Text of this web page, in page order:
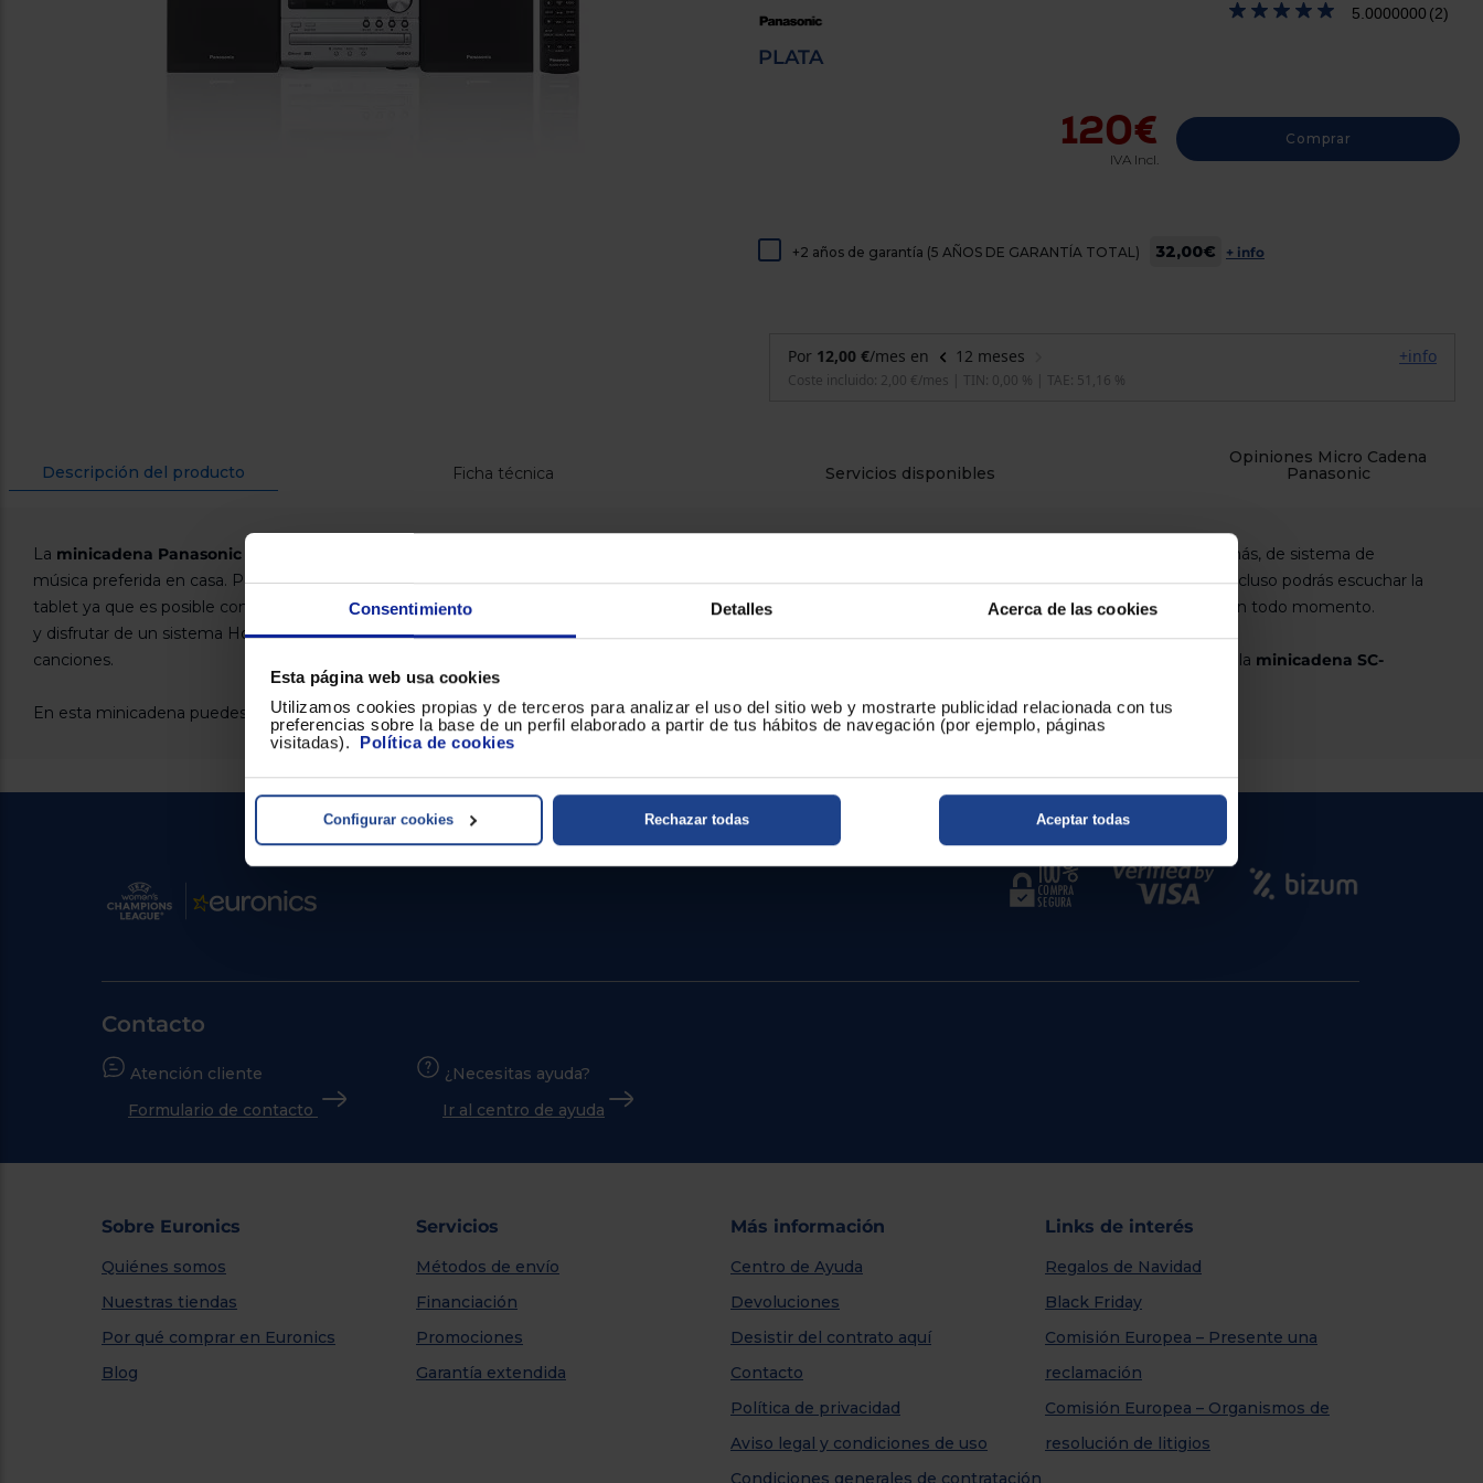
Consentimiento Detalles Acerca de las cookies
Esta página web usa cookies
Utilizamos cookies propias y de terceros para analizar el uso del sitio web y mostrarte publicidad relacionada con tus
preferencias sobre la base de un perfil elaborado a partir de tus hábitos de navegación (por ejemplo, páginas
visitadas). Política de cookies
Rechazar todas
Configurar cookies Aceptar todas
5.0000000 (2)
PLATA
120€
IVA Incl.
Comprar
+2 años de garantía (5 AÑOS DE GARANTÍA TOTAL) 32,00€ + info
Descripción del producto Ficha técnica Servicios disponibles
Opiniones Micro Cadena
Panasonic
La minicadena Panasonic SC-PM250EC-S plata
música preferida en casa. Podrás incluso disfrutar de la que llevas en tu teléfono móvil o
tablet ya que es posible conectar tu dispositivo por Bluetooth, sin necesidad de cables,
y disfrutar de un sistema Home Cinema con un sonido de calidad para tus mejores
canciones.
En esta minicadena puedes reproducir CD y también formato mp3, cuenta con
conexión USB y su potencia total es de 20W. Dispone, además, de sistema de
amplificador digital completo y control de agudos y bajos. Incluso podrás escuchar la
radio si te apetece también estar entretenido e informado en todo momento.
Si lo que más te gusta hacer es escuchar música compra ya la minicadena SC-
Contacto
Atención cliente
Formulario de contacto
¿Necesitas ayuda?
Ir al centro de ayuda
Sobre Euronics
Quiénes somos
Nuestras tiendas
Por qué comprar en Euronics
Blog
Servicios
Métodos de envío
Financiación
Promociones
Garantía extendida
Más información
Centro de Ayuda
Devoluciones
Desistir del contrato aquí
Contacto
Política de privacidad
Aviso legal y condiciones de uso
Condiciones generales de contratación
Links de interés
Regalos de Navidad
Black Friday
Comisión Europea – Presente una
reclamación
Comisión Europea – Organismos de
resolución de litigios